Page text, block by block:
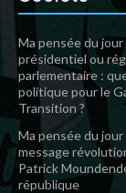
Ma pensée du jour
présidentiel ou
parlementaire :
politique pour le
Transition ?
Ma pensée du jour
message
Patrick
république